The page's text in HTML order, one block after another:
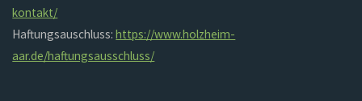
kontakt/
Haftungsauschluss:https://www.holzheim-
aar.de/haftungsausschluss/